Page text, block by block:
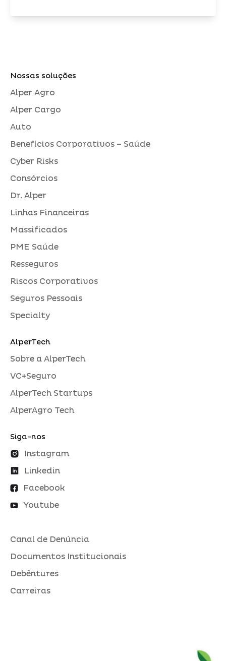
Nossas soluções
Alper Agro
Alper Cargo
Auto
Benefícios Corporativos – Saúde
Cyber Risks
Consórcios
Dr. Alper
Linhas Financeiras
Massificados
PME Saúde
Resseguros
Riscos Corporativos
Seguros Pessoais
Specialty
AlperTech
Sobre a AlperTech
VC+Seguro
AlperTech Startups
AlperAgro Tech
Siga-nos
Instagram
Linkedin
Facebook
Youtube
Canal de Denúncia
Documentos Institucionais
Debêntures
Carreiras